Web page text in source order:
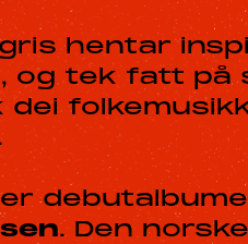
hentar
, og tek fatt på
dei
er
. Den